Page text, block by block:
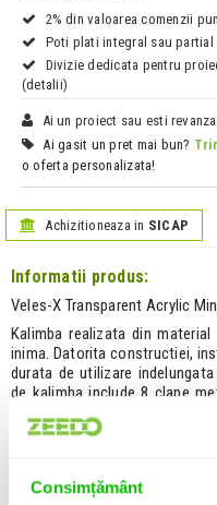
Consimțământ
2% din valoarea comenzii
Poti plati integral sau partial
Divizie dedicata pentru
(detalii)
Ai un proiect sau esti
Ai gasit un pret mai bun?
o oferta personalizata!
Achizitioneaza in SICAP
Informatii produs:
Veles-X Transparent Acrylic
Kalimba realizata din
inima. Datorita constructiei,
durata de utilizare
de kalimba include 8 clape
sunetelor unei octave din
snur pentru prindere la gat, la
Unitate de vanzare: bucata